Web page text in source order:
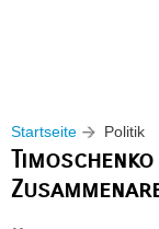
Startseite Politik